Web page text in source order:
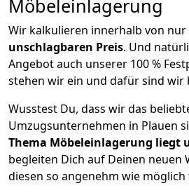
Möbeleinlagerung
Wir kalkulieren innerhalb von
unschlagbaren Preis. Und
Angebot auch unserer 100 %
stehen wir ein und dafür sind wir
Wusstest Du, dass wir das
Umzugsunternehmen in Plauen
Thema Möbeleinlagerung liegt
begleiten Dich auf Deinen neuen
diesen so angenehm wie